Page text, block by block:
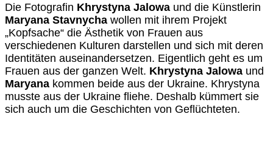
Die Fotografin Khrystyna Jalowa und die Künstlerin
Maryana Stavnycha wollen mit ihrem Projekt
„Kopfsache“ die Ästhetik von Frauen aus
verschiedenen Kulturen darstellen und sich mit deren
Identitäten auseinandersetzen. Eigentlich geht es um
Frauen aus der ganzen Welt. Khrystyna Jalowa und
Maryana kommen beide aus der Ukraine. Khrystyna
musste aus der Ukraine fliehe. Deshalb kümmert sie
sich auch um die Geschichten von Geflüchteten.